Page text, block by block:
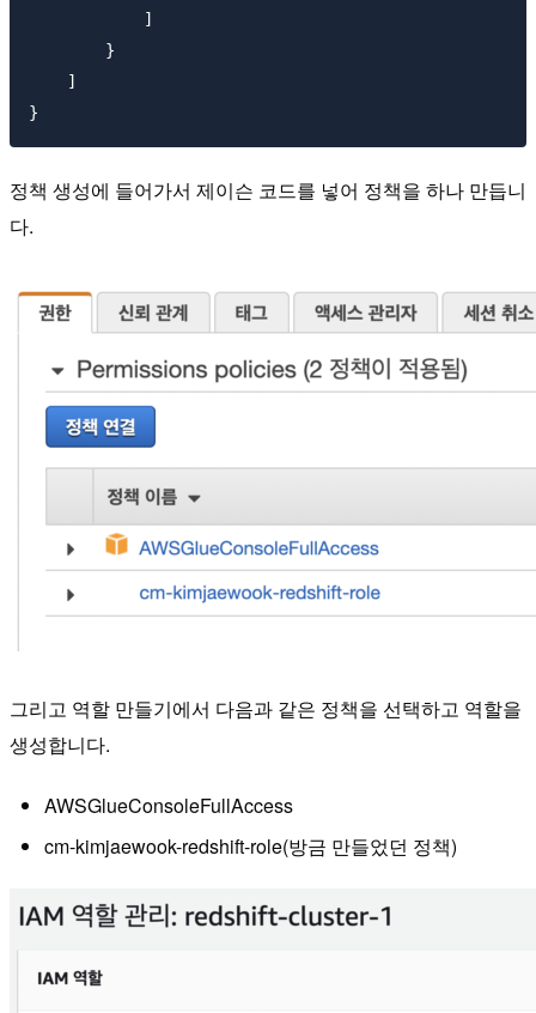
            ]
        }
    ]
정책 생성에 들어가서 제이슨 코드를 넣어 정책을 하나 만듭니
다.
그리고 역할 만들기에서 다음과 같은 정책을 선택하고 역할을
생성합니다.
AWSGlueConsoleFullAccess
cm-kimjaewook-redshift-role(방금 만들었던 정책)